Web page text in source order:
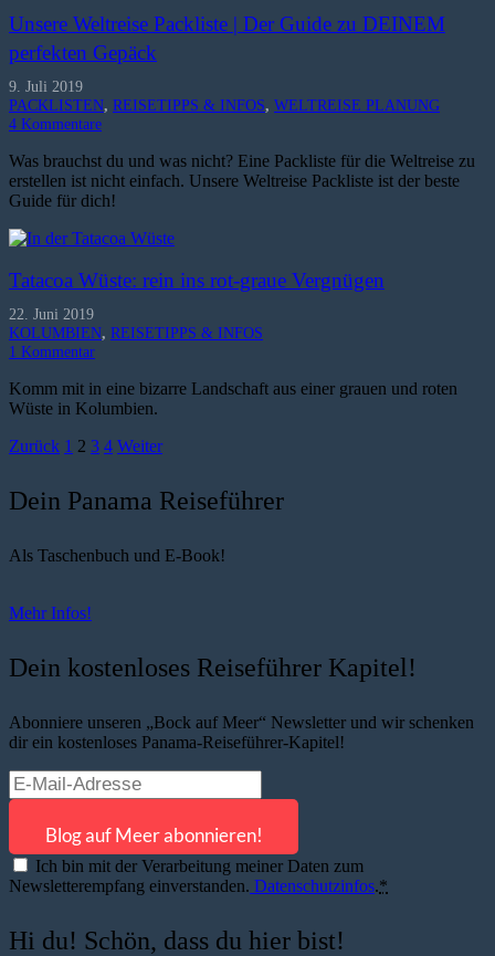
Unsere Weltreise Packliste | Der Guide zu DEINEM
perfekten Gepäck
9. Juli 2019
PACKLISTEN, REISETIPPS & INFOS, WELTREISE PLANUNG
4 Kommentare
Was brauchst du und was nicht? Eine Packliste für die Weltreise zu
erstellen ist nicht einfach. Unsere Weltreise Packliste ist der beste
Guide für dich!
Tatacoa Wüste: rein ins rot-graue Vergnügen
22. Juni 2019
KOLUMBIEN, REISETIPPS & INFOS
1 Kommentar
Komm mit in eine bizarre Landschaft aus einer grauen und roten
Wüste in Kolumbien.
Zurück 1 2 3 4 Weiter
Dein Panama Reiseführer
Als Taschenbuch und E-Book!
Mehr Infos!
Dein kostenloses Reiseführer Kapitel!
Abonniere unseren „Bock auf Meer“ Newsletter und wir schenken
dir ein kostenloses Panama-Reiseführer-Kapitel!
Ich bin mit der Verarbeitung meiner Daten zum
Newsletterempfang einverstanden. Datenschutzinfos.*
Hi du! Schön, dass du hier bist!